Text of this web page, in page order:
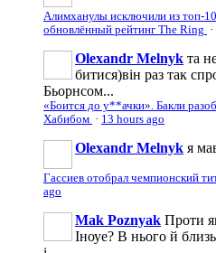
Алимханулы исключили из топ-
обновлённый рейтинг The Ring ·
Olexandr Melnyk та
битися)він раз так
Бьорнсом...
«Боится до у**ачки». Бакли
Хабибом · 13 hours ago
Olexandr Melnyk я
Гассиев отобрал чемпионский
ago
Mak Poznyak Проти
Іноуе? В нього й